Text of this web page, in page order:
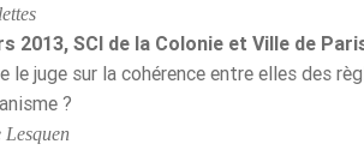
2013, SCI de la Colonie et Ville de
le juge sur la cohérence entre elles des
?